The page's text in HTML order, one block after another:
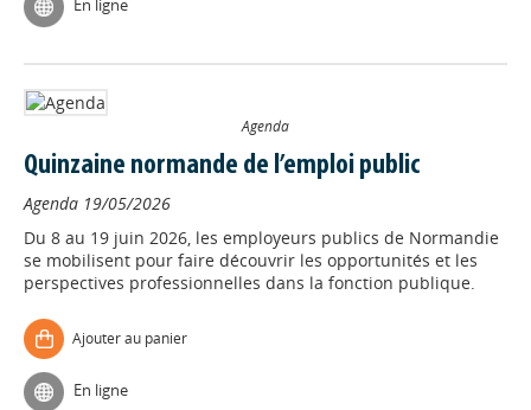
En ligne
Agenda
Quinzaine normande de l’emploi public
Agenda 19/05/2026
Du 8 au 19 juin 2026, les employeurs publics de Normandie
se mobilisent pour faire découvrir les opportunités et les
perspectives professionnelles dans la fonction publique.
Ajouter au panier
En ligne